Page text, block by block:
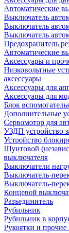
Автоматические
Выключатель
Выключатель
Выключатель
Предохранитель
Автоматические
Аксессуары и
Низковольтные
аксессуары
Аксессуары для
Аксессуары для
Блок
Дополнительные
Сервомотор для
УЗДП устройство
Устройство
Шунтовой
выключателя
Выключатели
Выключатель-
Выключатель-
Концевой
Разъединитель
Рубильник
Рубильник в
Рукоятки и